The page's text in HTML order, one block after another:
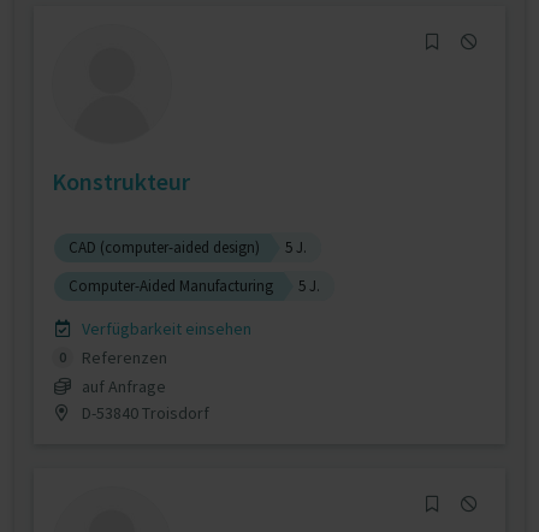
Konstrukteur
CAD (computer-aided design)
5 J.
Computer-Aided Manufacturing
5 J.
Verfügbarkeit einsehen
0
Referenzen
auf Anfrage
D-53840 Troisdorf